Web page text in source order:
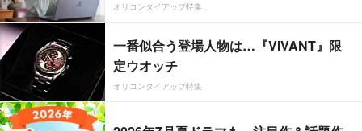
オリコンタイアップ特集
一番似合う登場人物は…『VIVANT』限
定ウオッチ
オリコンタイアップ特集